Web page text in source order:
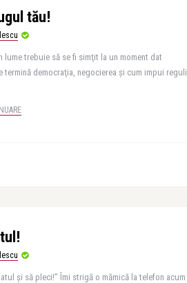
tău!
lume trebuie să se fi simţit la un moment dat
termină democraţia, negocierea şi cum impui reguli
și să pleci!” Îmi strigă o mămică la telefon acum